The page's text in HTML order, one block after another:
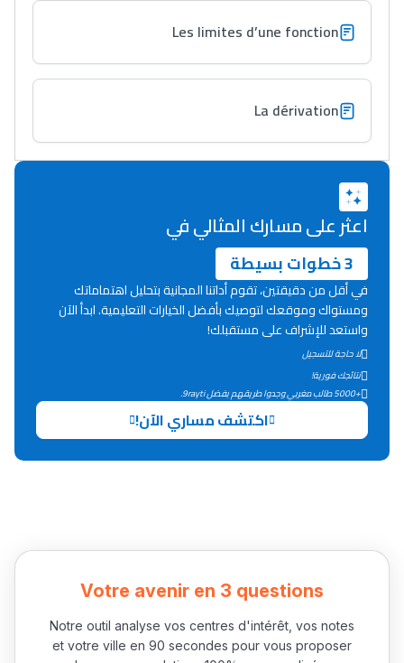
+ de 78 Sujets
+ de 89 Interviews/Vidéos
دليل المهن
ما يزيد عن 149 مهنة
دليل التوجيه
التوجيه بالثانوي و الإعدادي
باش تقدر تساعد الناس
يلقاو التوازن من الدّاخل
Les limites d’une fonction
La dérivation
اعثر على مسارك المثالي في
3 خطوات بسيطة
في أقل من دقيقتين، تقوم أداتنا المجانية بتحليل اهتماماتك
ومستواك وموقعك لتوصيك بأفضل الخيارات التعليمية. ابدأ الآن
واستعد للإشراف على مستقبلك!
لا حاجة للتسجيل
نتائجك فورية!
+5000 طالب مغربي وجدوا طريقهم بفضل 9rayti.
اكتشف مساري الآن!
Votre avenir en 3 questions
Notre outil analyse vos centres d'intérêt, vos notes
et votre ville en 90 secondes pour vous proposer